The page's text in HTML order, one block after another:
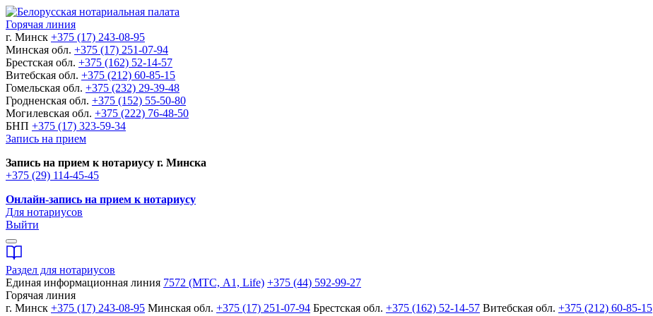
Горячая линия
г. Минск +375 (17) 243-08-95
Минская обл. +375 (17) 251-07-94
Брестская обл. +375 (162) 52-14-57
Витебская обл. +375 (212) 60-85-15
Гомельская обл. +375 (232) 29-39-48
Гродненская обл. +375 (152) 55-50-80
Могилевская обл. +375 (222) 76-48-50
БНП +375 (17) 323-59-34
Запись на прием
Запись на прием к нотариусу г. Минска
+375 (29) 114-45-45
Онлайн-запись на прием к нотариусу
Для нотариусов
Выйти
Раздел для нотариусов
Единая информационная линия 7572 (МТС, A1, Life) +375 (44) 592-99-27
Горячая линия
г. Минск +375 (17) 243-08-95 Минская обл. +375 (17) 251-07-94 Брестская обл. +375 (162) 52-14-57 Витебская обл. +375 (212) 60-85-15